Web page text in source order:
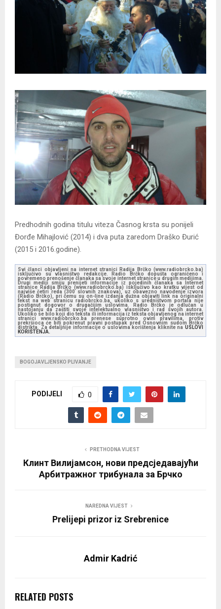
Predhodnih godina titulu viteza Časnog krsta su ponijeli
Đorđe Mihajlović (2014) i dva puta zaredom Draško Đurić
(2015 i 2016.godine).
Svi članci objavljeni na internet stranici Radija Brčko (www.radiobrcko.ba)
isključivo su vlasništvo redakcije. Radio Brčko dopušta ograničeno i
povremeno prenošenje članaka sa svoje internet stranice u drugim medijima.
Drugi mediji smiju prenijeti informacije iz pojedinih članaka sa Internet
stranice Radija Brčko (www.radiobrcko.ba) isključivo kao kratku vijest od
najviše četiri reda (300 slovnih znakova), uz obavezno navođenje izvora
(Radio Brčko), pri čemu su on-line izdanja dužna objaviti link na originalni
tekst na web stranicu radiobrcko.ba, ukoliko s uredništvom portala nije
postignut dogovor o drugačijim uslovima. Radio Brčko je odlučan u
nastojanju da zaštiti svoje intelektualno vlasništvo i rad svojih autora.
Ukoliko se bilo koji dio teksta ili informacija iz teksta objavljenog na internet
stranici www.radiobrcko.ba prenese suprotno ovim pravilima, protiv
prekršioca će biti pokrenut pravni postupak pred Osnovnim sudom Brčko
distrikta. Za detaljnije informacije o uslovima korištenja kliknite na USLOVI
KORIŠTENJA.
BOGOJAVLJENSKO PLIVANJE
PODIJELI 0
PRETHODNA VIJEST
Клинт Вилијамсон, нови предсједавајући
Арбитражног трибунала за Брчко
NAREDNA VIJEST
Prelijepi prizor iz Srebrenice
Admir Kadrić
RELATED POSTS